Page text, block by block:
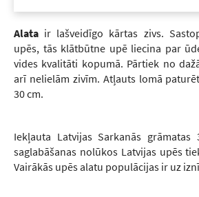
Alata ir lašveidīgo kārtas zivs.
upēs, tās klātbūtne upē liecina par
vides kvalitāti kopumā. Pārtiek no
arī nelielām zivīm. Atļauts lomā
30 cm.
Iekļauta Latvijas Sarkanās grāmatas
saglabāšanas nolūkos Latvijas upēs
Vairākās upēs alatu populācijas ir uz